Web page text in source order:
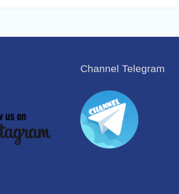
Channel Telegram